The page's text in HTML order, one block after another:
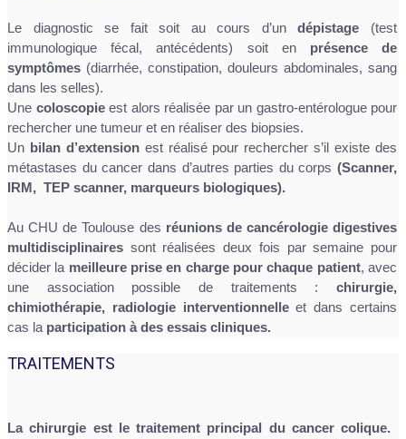
Le diagnostic se fait soit au cours d’undépistage (test
immunologique fécal, antécédents) soit en présence de
symptômes (diarrhée, constipation, douleurs abdominales, sang
dans les selles).
Une coloscopieest alors réalisée par un gastro-entérologue pour
rechercher une tumeur et en réaliser des biopsies.
Un bilan d’extensionest réalisé pour rechercher s’il existe des
métastases du cancer dans d’autres parties du corps (Scanner,
IRM, TEP scanner, marqueurs biologiques).
Au CHU de Toulouse des réunions de cancérologie digestives
multidisciplinaires sont réalisées deux fois par semaine pour
décider la meilleure prise en charge pour chaque patient, avec
une association possible de traitements : chirurgie,
chimiothérapie, radiologie interventionnelleet dans certains
cas la participation à des essais cliniques.
TRAITEMENTS
La chirurgie est le traitement principal du cancer colique.